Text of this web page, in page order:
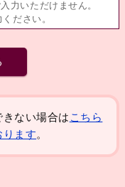
力いただけません。
ださい。
ない場合は こちら
ります。